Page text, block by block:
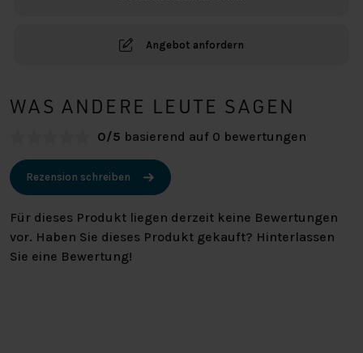
Angebot anfordern
WAS ANDERE LEUTE SAGEN
0/5 basierend auf 0 bewertungen
Rezension schreiben
Für dieses Produkt liegen derzeit keine Bewertungen
vor. Haben Sie dieses Produkt gekauft? Hinterlassen
Sie eine Bewertung!